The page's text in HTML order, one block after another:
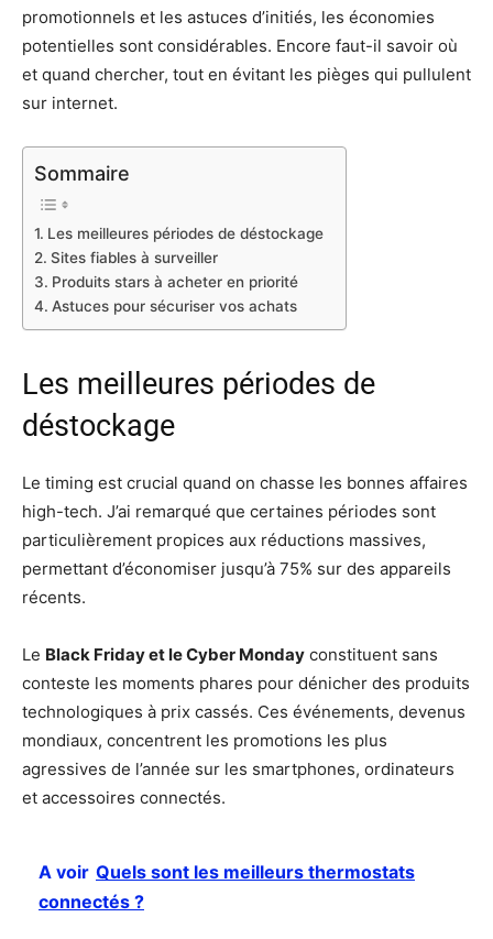
promotionnels et les astuces d’initiés, les économies
potentielles sont considérables. Encore faut-il savoir où
et quand chercher, tout en évitant les pièges qui pullulent
sur internet.
Sommaire
Les meilleures périodes de déstockage
Sites fiables à surveiller
Produits stars à acheter en priorité
Astuces pour sécuriser vos achats
Les meilleures périodes de
déstockage
Le timing est crucial quand on chasse les bonnes affaires
high-tech. J’ai remarqué que certaines périodes sont
particulièrement propices aux réductions massives,
permettant d’économiser jusqu’à 75% sur des appareils
récents.
Le Black Friday et le Cyber Monday constituent sans
conteste les moments phares pour dénicher des produits
technologiques à prix cassés. Ces événements, devenus
mondiaux, concentrent les promotions les plus
agressives de l’année sur les smartphones, ordinateurs
et accessoires connectés.
A voir Quels sont les meilleurs thermostats
connectés ?